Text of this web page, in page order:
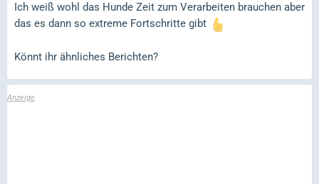
Ich weiß wohl das Hunde Zeit zum Verarbeiten brauchen aber
das es dann so extreme Fortschritte gibt
Könnt ihr ähnliches Berichten?